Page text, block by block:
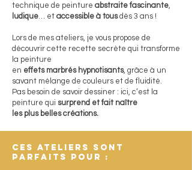
technique de peinture abstraite fascinante,
ludique… et accessible à tousdès 3 ans !
Lors de mes ateliers, je vous propose de
découvrir cette recette secrète qui transforme
la peinture
en effets marbrés hypnotisants, grâce à un
savant mélange de couleurs et de fluidité.
Pas besoin de savoir dessiner : ici, c’est la
peinture qui surprend et fait naître
les plus belles créations.​
Ces ateliers sont
parfaits pour :